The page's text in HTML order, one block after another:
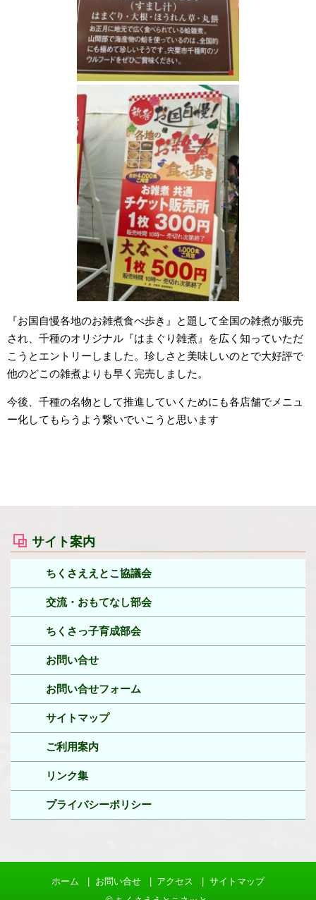
『お国自慢各地のお雑煮食べ歩き』と題して全国の雑煮が販売
され、千種のオリジナル『はまぐり雑煮』を広く知っていただ
こうとエントリーしました。珍しさと美味しいのとで大好評で
他のどこの雑煮よりも早く完売しました。
今後、千種の名物として推進していくためにも各店舗でメニュ
ー化してもらうよう繋いでいこうと思います
サイト案内
ちくさええとこ協議会
交流・おもてなし部会
ちくさっ子育成部会
お問い合せ
お問い合せフォーム
サイトマップ
ご利用案内
リンク集
プライバシーポリシー
ホーム お問い合せ アクセス
サイトマップ